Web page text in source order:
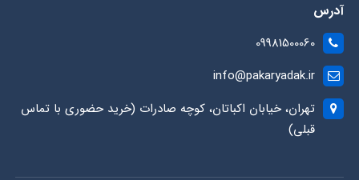
آدرس
09981500060
info@pakaryadak.ir
تهران، خیابان اکباتان، کوچه صادرات (خرید حضوری با تماس
قبلی)